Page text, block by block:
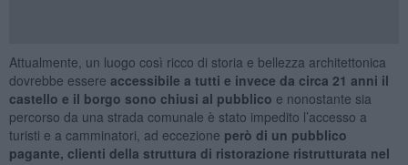
Attualmente, un luogo così ricco di storia e bellezza architettonica
dovrebbe essere accessibile a tutti e invece da circa 21 anni il
castello e il borgo sono chiusi al pubblico e nonostante sia
percorso da una strada comunale è stato impedito l’accesso a
turisti e a camminatori, ad eccezione però di un pubblico
pagante, clienti della struttura di ristorazione ristrutturata nel